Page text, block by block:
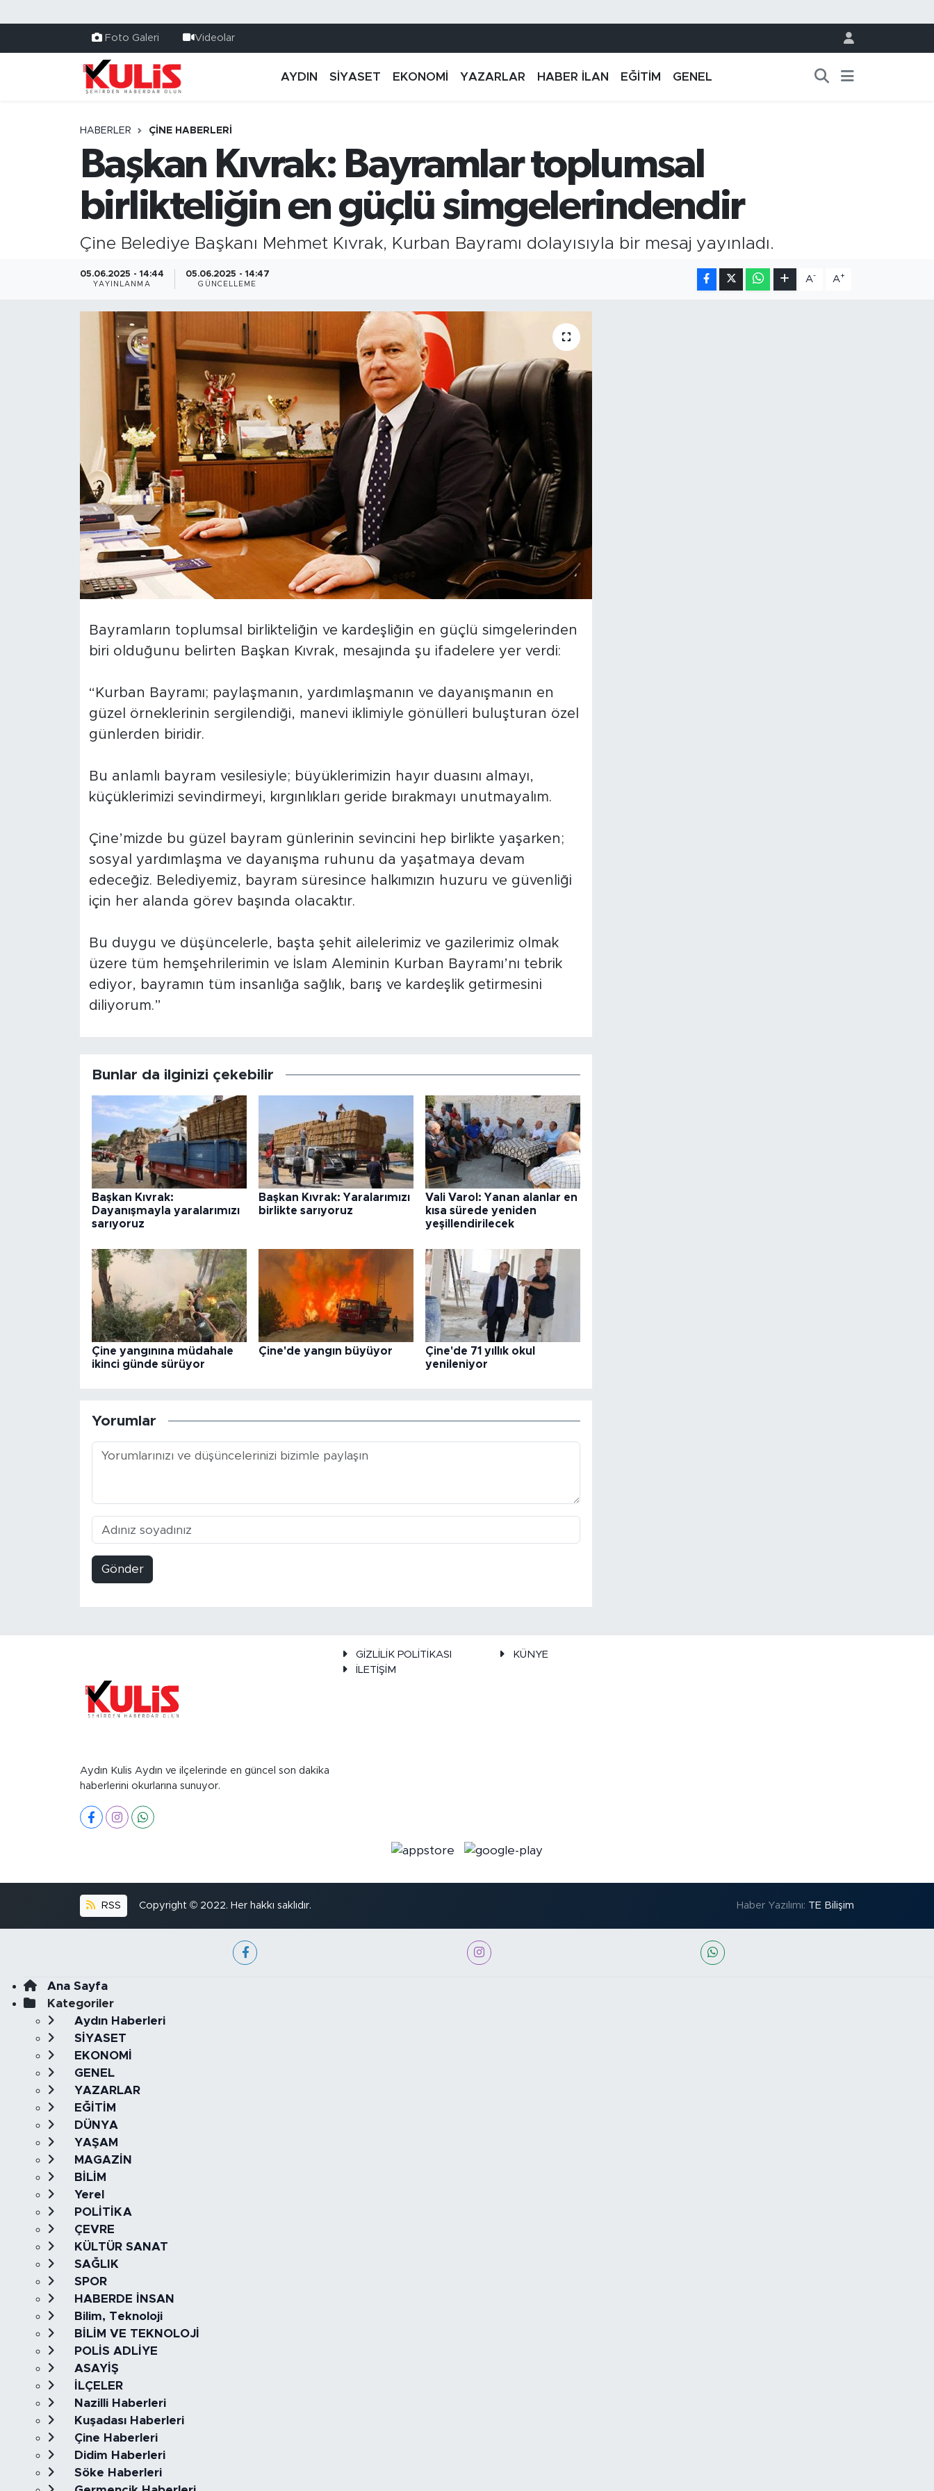
Foto Galeri Videolar
AYDIN SİYASET EKONOMİ YAZARLAR HABER İLAN EĞİTİM GENEL
HABERLER ÇINE HABERLERI
Başkan Kıvrak: Bayramlar toplumsal
birlikteliğin en güçlü simgelerindendir
Çine Belediye Başkanı Mehmet Kıvrak, Kurban Bayramı dolayısıyla bir mesaj yayınladı.
05.06.2025 - 14:44
YAYINLANMA
05.06.2025 - 14:47
GÜNCELLEME
A- A+
Bayramların toplumsal birlikteliğin ve kardeşliğin en güçlü simgelerinden
biri olduğunu belirten Başkan Kıvrak, mesajında şu ifadelere yer verdi:
“Kurban Bayramı; paylaşmanın, yardımlaşmanın ve dayanışmanın en
güzel örneklerinin sergilendiği, manevi iklimiyle gönülleri buluşturan özel
günlerden biridir.
Bu anlamlı bayram vesilesiyle; büyüklerimizin hayır duasını almayı,
küçüklerimizi sevindirmeyi, kırgınlıkları geride bırakmayı unutmayalım.
Çine’mizde bu güzel bayram günlerinin sevincini hep birlikte yaşarken;
sosyal yardımlaşma ve dayanışma ruhunu da yaşatmaya devam
edeceğiz. Belediyemiz, bayram süresince halkımızın huzuru ve güvenliği
için her alanda görev başında olacaktır.
Bu duygu ve düşüncelerle, başta şehit ailelerimiz ve gazilerimiz olmak
üzere tüm hemşehrilerimin ve İslam Aleminin Kurban Bayramı’nı tebrik
ediyor, bayramın tüm insanlığa sağlık, barış ve kardeşlik getirmesini
diliyorum.”
Bunlar da ilginizi çekebilir
Başkan Kıvrak:
Dayanışmayla yaralarımızı
sarıyoruz
Başkan Kıvrak: Yaralarımızı
birlikte sarıyoruz
Vali Varol: Yanan alanlar en
kısa sürede yeniden
yeşillendirilecek
Çine yangınına müdahale
ikinci günde sürüyor
Çine'de yangın büyüyor
Çine'de 71 yıllık okul
yenileniyor
Yorumlar
Gönder
Aydın Kulis Aydın ve ilçelerinde en güncel son dakika
haberlerini okurlarına sunuyor.
GİZLİLİK POLİTİKASI
KÜNYE
İLETİŞİM
RSS Copyright © 2022. Her hakkı saklıdır. Haber Yazılımı: TE Bilişim
Ana Sayfa
Kategoriler
Aydın Haberleri
SİYASET
EKONOMİ
GENEL
YAZARLAR
EĞİTİM
DÜNYA
YAŞAM
MAGAZİN
BİLİM
Yerel
POLİTİKA
ÇEVRE
KÜLTÜR SANAT
SAĞLIK
SPOR
HABERDE İNSAN
Bilim, Teknoloji
BİLİM VE TEKNOLOJİ
POLİS ADLİYE
ASAYİŞ
İLÇELER
Nazilli Haberleri
Kuşadası Haberleri
Çine Haberleri
Didim Haberleri
Söke Haberleri